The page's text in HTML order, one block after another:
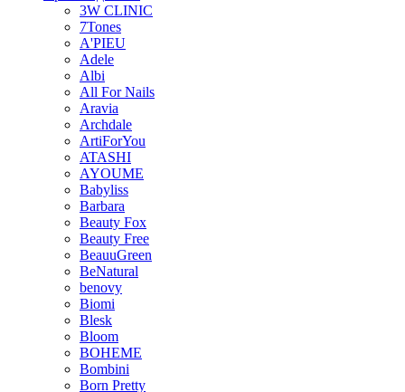
3W CLINIC
7Tones
A'PIEU
Adele
Albi
All For Nails
Aravia
Archdale
ArtiForYou
ATASHI
AYOUME
Babyliss
Barbara
Beauty Fox
Beauty Free
BeauuGreen
BeNatural
benovy
Biomi
Blesk
Bloom
BOHEME
Bombini
Born Pretty